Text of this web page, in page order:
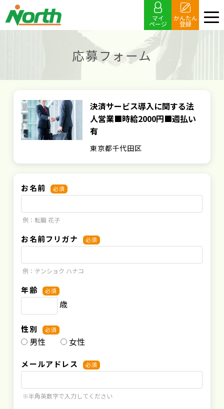
マイ
ページ
かんたん
登録
応募フォーム
決済サービス導入に関する法
人営業■時給2000円■週払い
有
東京都千代田区
お名前 必須
例：転職 花子
お名前フリガナ 必須
例：テンショク ハナコ
年齢 必須
歳
性別 必須
男性 女性
メールアドレス 必須
※半角英数字で入力してください